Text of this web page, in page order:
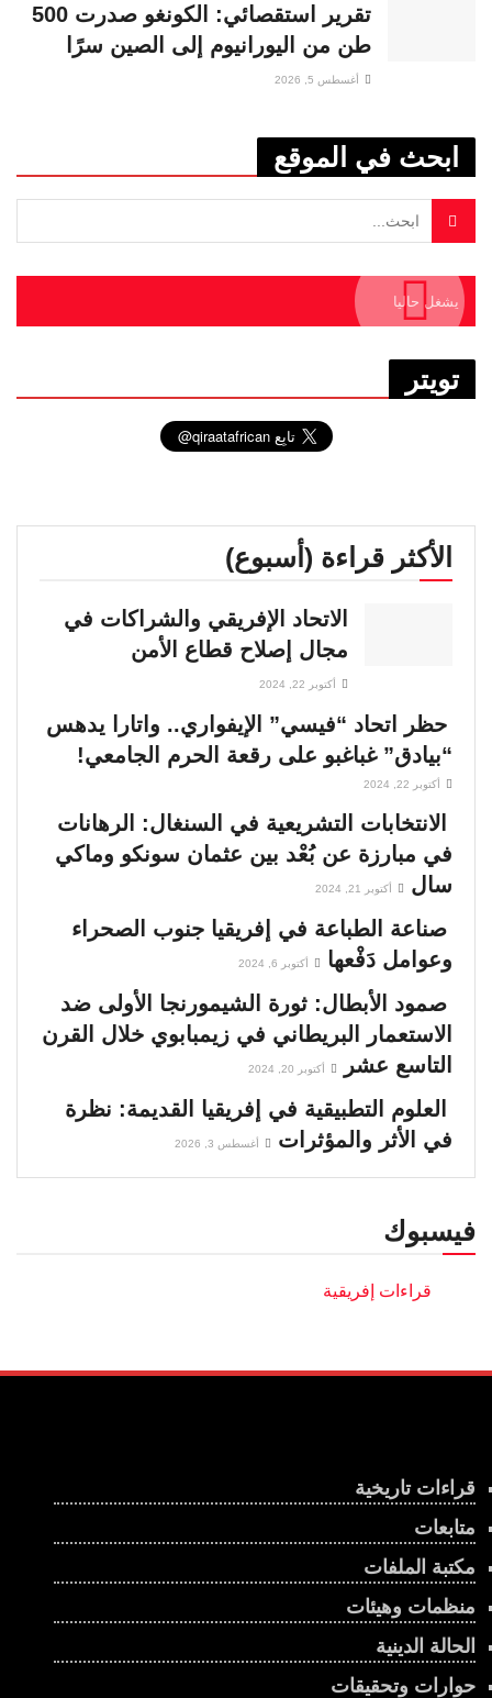
تقرير استقصائي: الكونغو صدرت 500
طن من اليورانيوم إلى الصين سرًا
أغسطس 5, 2026
ابحث في الموقع
يشغل حاليا
تويتر
الأكثر قراءة (أسبوع)
الاتحاد الإفريقي والشراكات في
مجال إصلاح قطاع الأمن
أكتوبر 22, 2024
حظر اتحاد “فيسي” الإيفواري.. واتارا يدهس
“بيادق” غباغبو على رقعة الحرم الجامعي!
أكتوبر 22, 2024
الانتخابات التشريعية في السنغال: الرهانات
في مبارزة عن بُعْد بين عثمان سونكو وماكي
سال
أكتوبر 21, 2024
صناعة الطباعة في إفريقيا جنوب الصحراء
وعوامل دَفْعها
أكتوبر 6, 2024
صمود الأبطال: ثورة الشيمورنجا الأولى ضد
الاستعمار البريطاني في زيمبابوي خلال القرن
التاسع عشر
أكتوبر 20, 2024
العلوم التطبيقية في إفريقيا القديمة: نظرة
في الأثر والمؤثرات
أغسطس 3, 2026
فيسبوك
قراءات تاريخية
متابعات
مكتبة الملفات
منظمات وهيئات
الحالة الدينية
حوارات وتحقيقات